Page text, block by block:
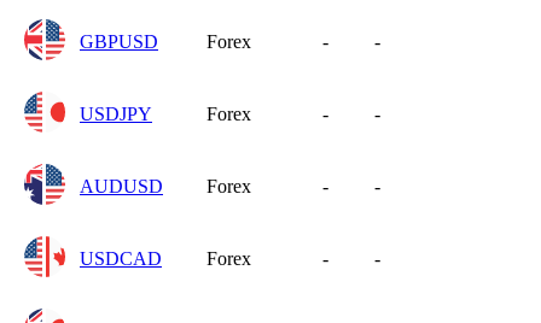
GBPUSD Forex - -
USDJPY Forex - -
AUDUSD Forex - -
USDCAD Forex - -